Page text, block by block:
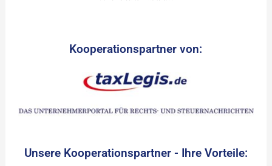
Kooperationspartner von:
Unsere Kooperationspartner - Ihre Vorteile: